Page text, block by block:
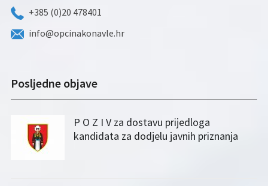
+385 (0)20 478401
info@opcinakonavle.hr
Posljedne objave
P O Z I V za dostavu prijedloga
kandidata za dodjelu javnih priznanja